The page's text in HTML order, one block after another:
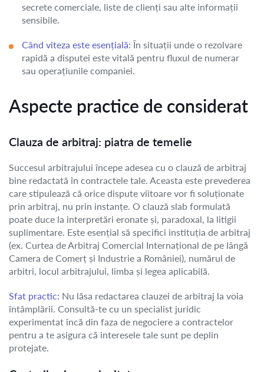
secrete comerciale, liste de clienți sau alte informații
sensibile.
Când viteza este esențială: În situații unde o rezolvare
rapidă a disputei este vitală pentru fluxul de numerar
sau operațiunile companiei.
Aspecte practice de considerat
Clauza de arbitraj: piatra de temelie
Succesul arbitrajului începe adesea cu o clauză de arbitraj
bine redactată în contractele tale. Aceasta este prevederea
care stipulează că orice dispute viitoare vor fi soluționate
prin arbitraj, nu prin instanțe. O clauză slab formulată
poate duce la interpretări eronate și, paradoxal, la litigii
suplimentare. Este esențial să specifici instituția de arbitraj
(ex. Curtea de Arbitraj Comercial Internațional de pe lângă
Camera de Comerț și Industrie a României), numărul de
arbitri, locul arbitrajului, limba și legea aplicabilă.
Sfat practic: Nu lăsa redactarea clauzei de arbitraj la voia
întâmplării. Consultă-te cu un specialist juridic
experimentat încă din faza de negociere a contractelor
pentru a te asigura că interesele tale sunt pe deplin
protejate.